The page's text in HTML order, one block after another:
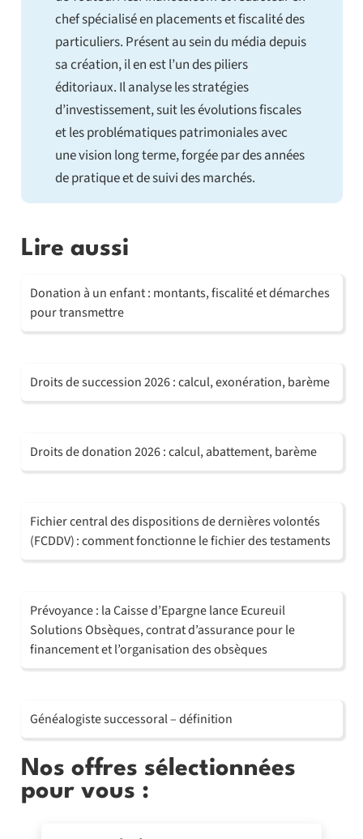
chef spécialisé en placements et fiscalité des
particuliers. Présent au sein du média depuis
sa création, il en est l’un des piliers
éditoriaux. Il analyse les stratégies
d’investissement, suit les évolutions fiscales
et les problématiques patrimoniales avec
une vision long terme, forgée par des années
de pratique et de suivi des marchés.
Lire aussi
Donation à un enfant : montants, fiscalité et démarches
pour transmettre
Droits de succession 2026 : calcul, exonération, barème
Droits de donation 2026 : calcul, abattement, barème
Fichier central des dispositions de dernières volontés
(FCDDV) : comment fonctionne le fichier des testaments
Prévoyance : la Caisse d’Epargne lance Ecureuil
Solutions Obsèques, contrat d’assurance pour le
financement et l’organisation des obsèques
Généalogiste successoral – définition
Nos offres sélectionnées
pour vous :